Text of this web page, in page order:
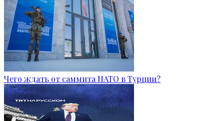
Чего ждать от саммита НАТО в Турции?